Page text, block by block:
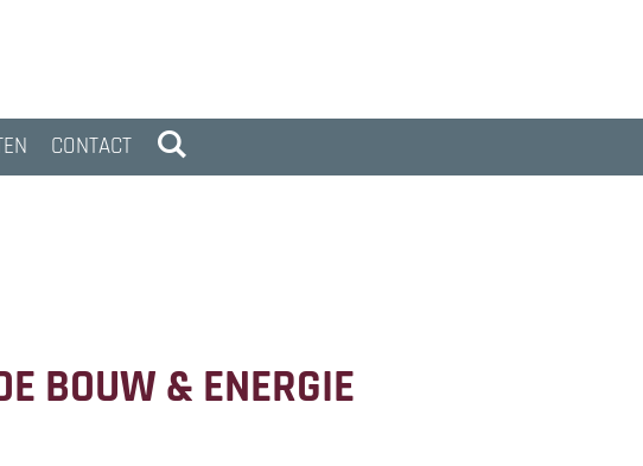
CONTACT
BOUW & ENERGIE